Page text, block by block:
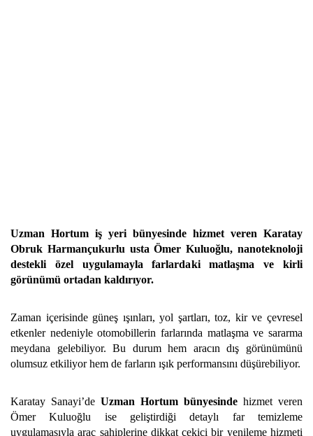
Uzman Hortum iş yeri bünyesinde hizmet veren Karatay
Obruk Harmançukurlu usta Ömer Kuluoğlu, nanoteknoloji
destekli özel uygulamayla farlardaki matlaşma ve kirli
görünümü ortadan kaldırıyor.
Zaman içerisinde güneş ışınları, yol şartları, toz, kir ve çevresel
etkenler nedeniyle otomobillerin farlarında matlaşma ve sararma
meydana gelebiliyor. Bu durum hem aracın dış görünümünü
olumsuz etkiliyor hem de farların ışık performansını düşürebiliyor.
Karatay Sanayi’de Uzman Hortum bünyesinde hizmet veren
Ömer Kuluoğlu ise geliştirdiği detaylı far temizleme
uygulamasıyla araç sahiplerine dikkat çekici bir yenileme hizmeti